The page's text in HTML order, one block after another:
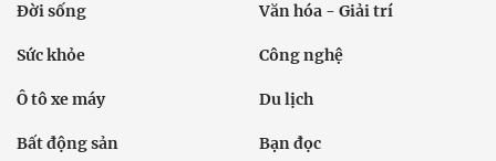
Đời sống Văn hóa - Giải trí
Sức khỏe Công nghệ
Ô tô xe máy Du lịch
Bất động sản Bạn đọc